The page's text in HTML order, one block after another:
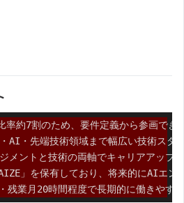
約7割のため、要件定義から参画でき
AI・先端技術領域まで幅広い技術スタ
メントと技術の両軸でキャリアアップ
」を保有しており、将来的にAIエン
残業月20時間程度で長期的に働きやす